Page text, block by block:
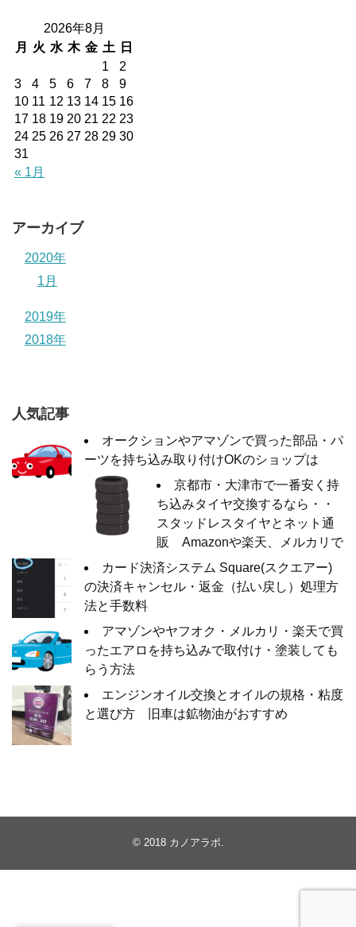
2026年8月
月
火 水 木 金 土 日
« 1月
1
2
3
4 5 6 7 8
9
10 11 12 13 14 15 16
17 18 19 20 21 22 23
24 25 26 27 28 29 30
31
アーカイブ
2020年
1月
2019年
2018年
人気記事
オークションやアマゾンで買った部品・パ
ーツを持ち込み取り付けOKのショップは
京都市・大津市で一番安く持
ち込みタイヤ交換するなら・・
スタッドレスタイヤとネット通
販 Amazonや楽天、メルカリで
カード決済システム Square(スクエアー)
の決済キャンセル・返金（払い戻し）処理方
法と手数料
アマゾンやヤフオク・メルカリ・楽天で買
ったエアロを持ち込みで取付け・塗装しても
らう方法
エンジンオイル交換とオイルの規格・粘度
と選び方 旧車は鉱物油がおすすめ
© 2018 カノアラボ.